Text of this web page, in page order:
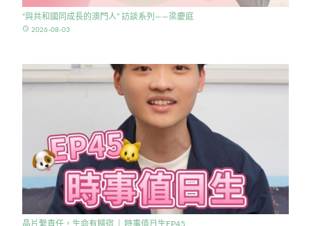
“與共和國同成長的澳門人” 訪談系列——梁慶庭
access_time 2026-08-03
晶片繫責任，生命有歸宿 │ 時事值日生EP45